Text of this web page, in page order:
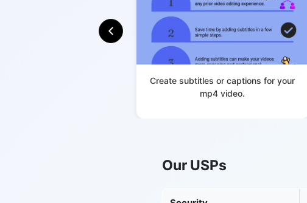
Create subtitles or captions for your
mp4 video.
Our USPs